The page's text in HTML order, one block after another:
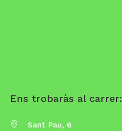
Ens trobaràs al carrer:
Sant Pau, 6